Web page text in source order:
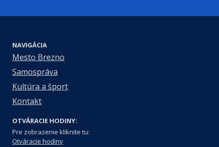
NAVIGÁCIA
Mesto Brezno
Samospráva
Kultúra a šport
Kontakt
OTVÁRACIE HODINY:
Pre zobrazenie kliknite tu:
Otváracie hodiny